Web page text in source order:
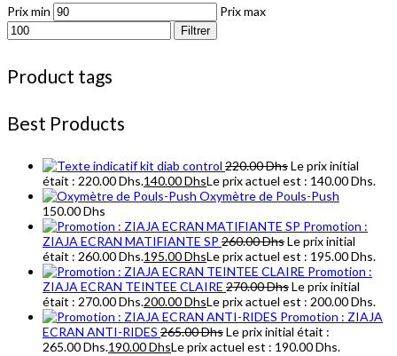
Prix min Prix max
Filtrer
Product tags
Best Products
kit diab control 220.00DhsLe prix initial
était : 220.00 Dhs.140.00DhsLe prix actuel est : 140.00 Dhs.
Oxymètre de Pouls-Push
150.00Dhs
Promotion :
ZIAJA ECRAN MATIFIANTE SP 260.00DhsLe prix initial
était : 260.00 Dhs.195.00DhsLe prix actuel est : 195.00 Dhs.
Promotion :
ZIAJA ECRAN TEINTEE CLAIRE 270.00DhsLe prix initial
était : 270.00 Dhs.200.00DhsLe prix actuel est : 200.00 Dhs.
Promotion : ZIAJA
ECRAN ANTI-RIDES 265.00DhsLe prix initial était :
265.00 Dhs.190.00DhsLe prix actuel est : 190.00 Dhs.